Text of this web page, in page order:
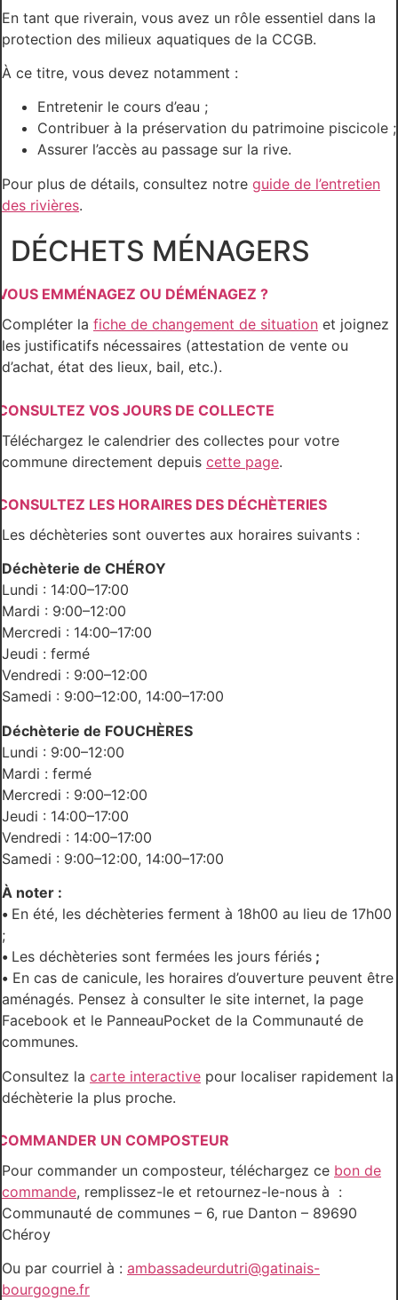
En tant que riverain, vous avez un rôle essentiel dans la
protection des milieux aquatiques de la CCGB.
À ce titre, vous devez notamment :
Entretenir le cours d’eau ;
Contribuer à la préservation du patrimoine piscicole ;
Assurer l’accès au passage sur la rive.
Pour plus de détails, consultez notre guide de l’entretien
des rivières.
DÉCHETS MÉNAGERS
EMMÉNAGEZ OU DÉMÉNAGEZ ?
Compléter la fiche de changement de situation et joignez
les justificatifs nécessaires (attestation de vente ou
d’achat, état des lieux, bail, etc.).
VOS JOURS DE COLLECTE
Téléchargez le calendrier des collectes pour votre
commune directement depuis cette page.
LES HORAIRES DES DÉCHÈTERIES
Les déchèteries sont ouvertes aux horaires suivants :
Déchèterie de CHÉROY
Lundi : 14:00–17:00
Mardi : 9:00–12:00
Mercredi : 14:00–17:00
Jeudi : fermé
Vendredi : 9:00–12:00
Samedi : 9:00–12:00, 14:00–17:00
Déchèterie de FOUCHÈRES
Lundi : 9:00–12:00
Mardi : fermé
Mercredi : 9:00–12:00
Jeudi : 14:00–17:00
Vendredi : 14:00–17:00
Samedi : 9:00–12:00, 14:00–17:00
À noter :
• En été, les déchèteries ferment à 18h00 au lieu de 17h00
;
• Les déchèteries sont fermées les jours fériés ;
• En cas de canicule, les horaires d’ouverture peuvent être
aménagés. Pensez à consulter le site internet, la page
Facebook et le PanneauPocket de la Communauté de
communes.
Consultez la carte interactive pour localiser rapidement la
déchèterie la plus proche.
UN COMPOSTEUR
Pour commander un composteur, téléchargez ce bon de
commande, remplissez-le et retournez-le-nous à :
Communauté de communes – 6, rue Danton – 89690
Chéroy
Ou par courriel à : ambassadeurdutri@gatinais-
bourgogne.fr